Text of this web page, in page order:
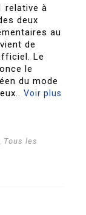
relative à
deux
au
de
Le
le
du mode
Voir plus
, Tous les